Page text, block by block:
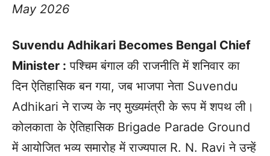
May 2026
Suvendu Adhikari Becomes Bengal Chief
Minister : पश्चिम बंगाल की राजनीति में शनिवार का
दिन ऐतिहासिक बन गया, जब भाजपा नेता Suvendu
Adhikari ने राज्य के नए मुख्यमंत्री के रूप में शपथ ली।
कोलकाता के ऐतिहासिक Brigade Parade Ground
में आयोजित भव्य समारोह में राज्यपाल R. N. Ravi ने उन्हें